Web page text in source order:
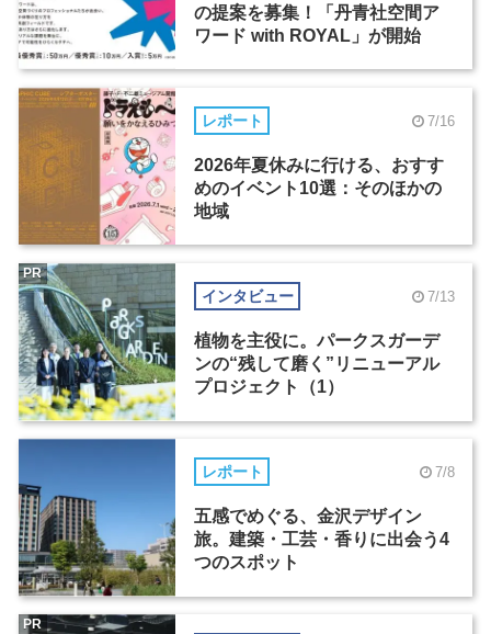
の提案を募集！「丹青社空間ア
ワード with ROYAL」が開始
レポート 7/16
2026年夏休みに行ける、おすす
めのイベント10選：そのほかの
地域
インタビュー 7/13
植物を主役に。パークスガーデ
ンの“残して磨く”リニューアル
プロジェクト（1）
PR
レポート 7/8
五感でめぐる、金沢デザイン
旅。建築・工芸・香りに出会う4
つのスポット
PR